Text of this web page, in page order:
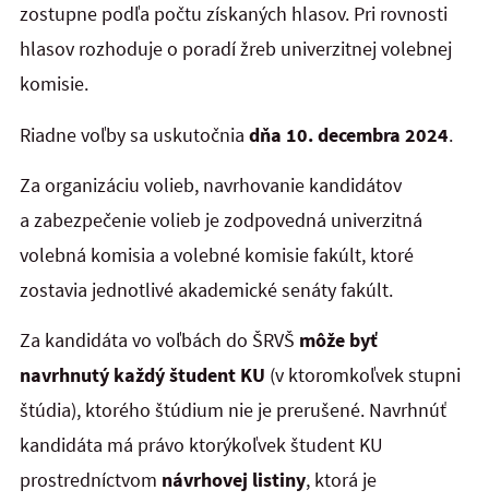
zostupne podľa počtu získaných hlasov. Pri rovnosti
hlasov rozhoduje o poradí žreb univerzitnej volebnej
komisie.
Riadne voľby sa uskutočnia dňa 10. decembra 2024.
Za organizáciu volieb, navrhovanie kandidátov
a zabezpečenie volieb je zodpovedná univerzitná
volebná komisia a volebné komisie fakúlt, ktoré
zostavia jednotlivé akademické senáty fakúlt.
Za kandidáta vo voľbách do ŠRVŠ môže byť
navrhnutý každý študent KU (v ktoromkoľvek stupni
štúdia), ktorého štúdium nie je prerušené. Navrhnúť
kandidáta má právo ktorýkoľvek študent KU
prostredníctvom návrhovej listiny, ktorá je